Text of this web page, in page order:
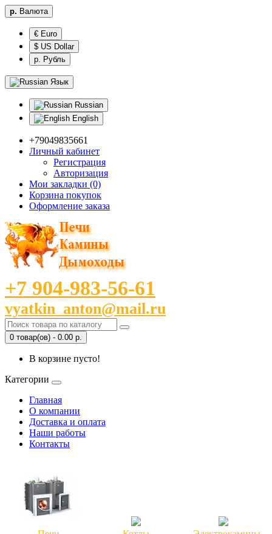
р. Валюта
€ Euro
$ US Dollar
р. Рубль
Язык
Russian
English
+79049835661
Личный кабинет
Регистрация
Авторизация
Мои закладки (0)
Корзина покупок
Оформление заказа
+7 904-983-56-61
vyatkin_anton@mail.ru
0 товар(ов) - 0.00 р.
В корзине пусто!
Категории
Главная
О компании
Доставка и оплата
Наши работы
Контакты